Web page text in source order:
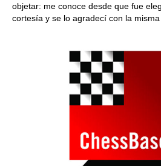
objetar: me conoce desde que fue
cortesía y se lo agradecí con la misma